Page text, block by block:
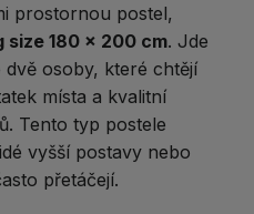
prostornou postel,
size 180 × 200 cm. Jde
osoby, které chtějí
místa a kvalitní
Tento typ postele
vyšší postavy nebo
přetáčejí.